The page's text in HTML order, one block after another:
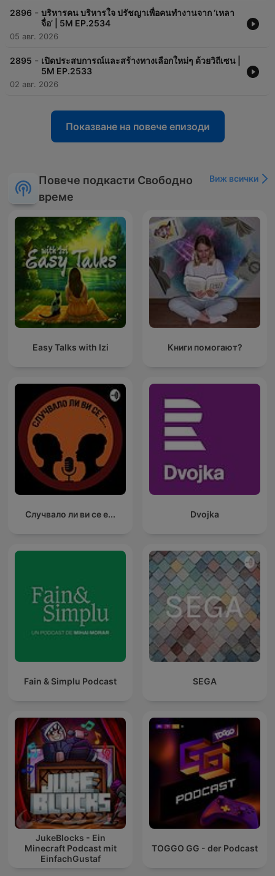
2896 - บริหารคน บริหารใจ ปรัชญาเพื่อคนทำงานจาก ‘เหลา
จื่อ’ | 5M EP.2534
05 авг. 2026
2895 - เปิดประสบการณ์และสร้างทางเลือกใหม่ๆ ด้วยวิถีเซน |
5M EP.2533
02 авг. 2026
Показване на повече епизоди
Повече подкасти Свободно
време
Виж всички
Easy Talks with Izi Книги помогают?
Случвало ли ви се е... Dvojka
Fain & Simplu Podcast SEGA
JukeBlocks - Ein
Minecraft Podcast mit
EinfachGustaf
TOGGO GG - der Podcast